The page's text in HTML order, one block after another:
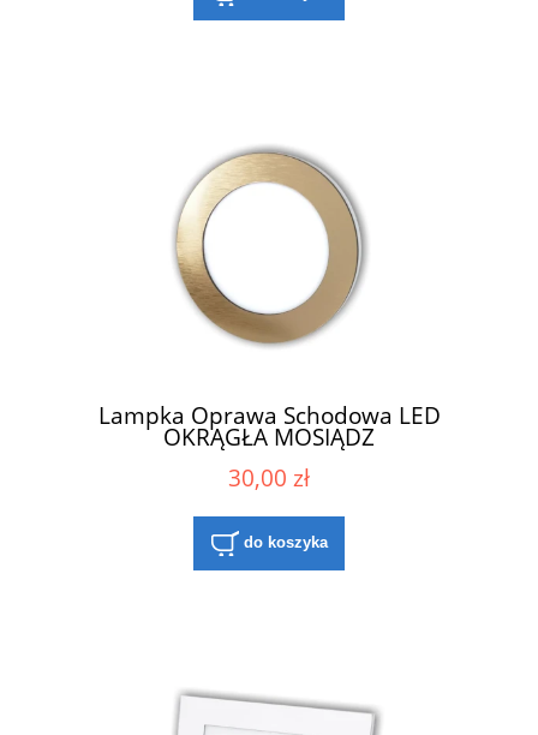
Lampka Oprawa Schodowa LED
OKRĄGŁA MOSIĄDZ
30,00 zł
do koszyka